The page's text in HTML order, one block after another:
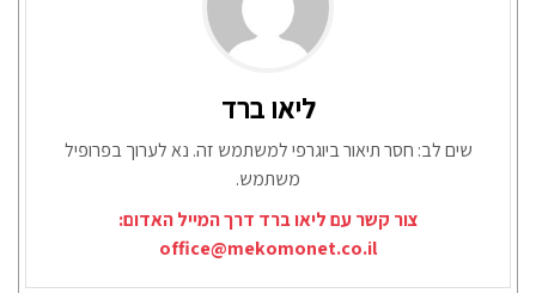
ליאו ברד
שים לב: חסר תיאור ביוגרפי למשתמש זה. נא לערוך בפרופיל
משתמש.
צור קשר עם ליאו ברד דרך המייל האדום:
office@mekomonet.co.il